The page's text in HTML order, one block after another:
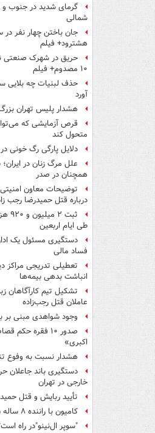
گرمای شدید در جنوب و
شمالی
جان باختن چهار نفر در
هشترود+ فیلم
حریق در شهرک صنعتی
۱۰ مصدوم+ فیلم
حذف لبنیات چه بلایی
آورد
هشدار پلیس تهران
متحول کند
دلایل پارگی رگ خونی
علل مرگ زنان در
همچنان در صدر
توضیحات معاون
درباره قتل حمیدرضا رجب
ثبت
طی ایام اربعین
دستگیری مسئول یک
فساد مالی
تعطیلی تدریجی مراکز
انباشت بدهی بیمه‌ها
تشکیل تیم کارآگاهان
عاملان قتل رجب‌زاده
وجود شواهدی مبنی بر
صدور ۱۰ فقره
اکبری»
هشدار نسبت به وفوع
دستگیری باند جاعلان
خارجی در تهران
تأیید ربایش و قتل
کامیون با راننده ۸ ساله در اصفهان توقیف شد
"سوپر ال‌نینو"در راه